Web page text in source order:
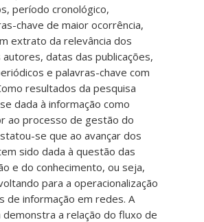
período cronológico,
chave de maior ocorrência,
extrato da relevância dos
datas das publicações,
e palavras-chave com
resultados da pesquisa
dada à informação como
ao processo de gestão do
se que ao avançar dos
sido dada à questão das
e do conhecimento, ou seja,
para a operacionalização
de informação em redes. A
demonstra a relação do fluxo de